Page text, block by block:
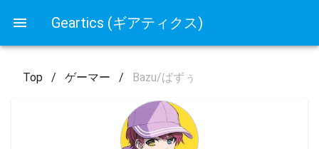
Geartics (ギアティクス)
Top / ゲーマー / Bazu/ばずぅ